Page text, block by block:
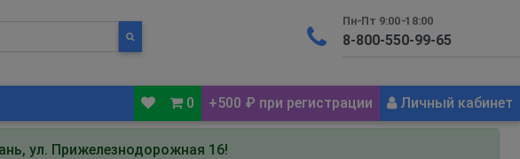
Пн-Пт 9:00-18:00
0 +500 ₽ при регистрации Личный кабинет
ул. Прижелезнодорожная 16!